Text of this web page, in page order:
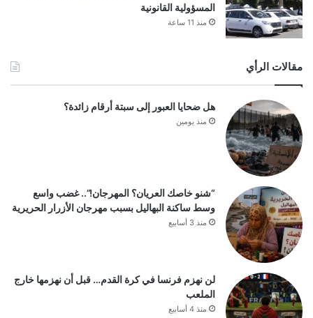
المسؤولية القانونية
منذ 11 ساعة
مقالات الرأي
هل ضحايا العبور إلى سبتة أرقام زائدة؟
منذ يومين
“شنو خاصك العريان؟ المهرجان!”.. غضب واسع
وسط ساكنة البهاليل بسبب مهرجان الأزرار الحريرية
منذ 3 أسابيع
لن نهزم فرنسا في كرة القدم… قبل أن نهزمها خارج
الملعب
منذ 4 أسابيع